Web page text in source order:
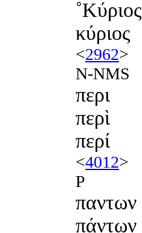
˚Κύριος
κύριος
<2962>
N-NMS
περι
περὶ
περί
<4012>
P
παντων
πάντων